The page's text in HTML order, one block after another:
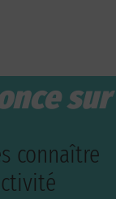
sur
connaître